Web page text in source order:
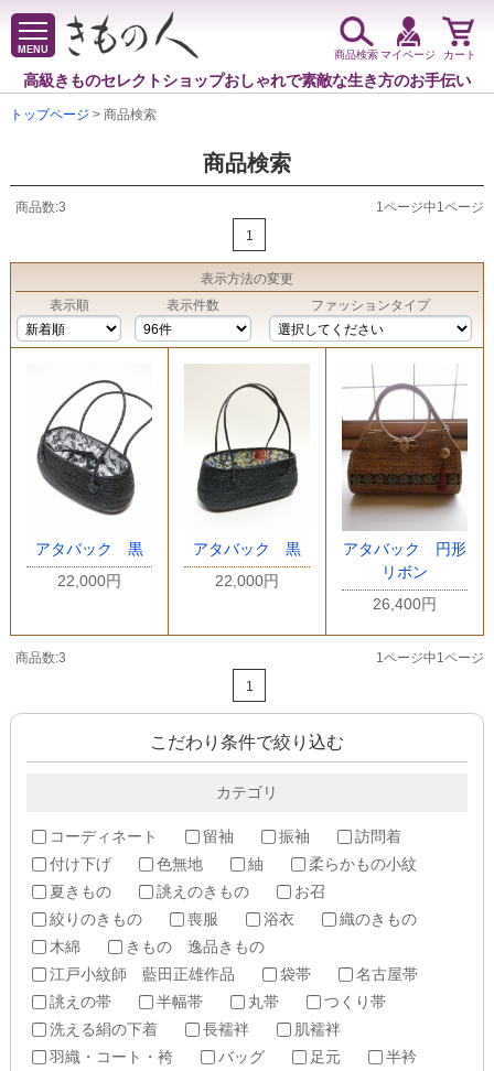
MENU
高級きものセレクトショップおしゃれで素敵な生き方のお手伝い
商品検索マイページ カート
トップページ > 商品検索
商品検索
商品数:3
1ページ中1ページ
1
表示方法の変更
表示順
表示件数 ファッションタイプ
アタバック 黒
22,000円
アタバック 黒
22,000円
アタバック 円形
リボン
26,400円
商品数:3
1ページ中1ページ
1
こだわり条件で絞り込む
カテゴリ
コーディネート 留袖 振袖
訪問着
付け下げ
色無地 紬
柔らかもの小紋
夏きもの
誂えのきもの
お召
絞りのきもの
喪服 浴衣
織のきもの
木綿
きもの 逸品きもの
江戸小紋師 藍田正雄作品
袋帯
名古屋帯
誂えの帯
半幅帯 丸帯
つくり帯
洗える絹の下着
長襦袢
肌襦袢
羽織・コート・袴
バッグ 足元
半衿